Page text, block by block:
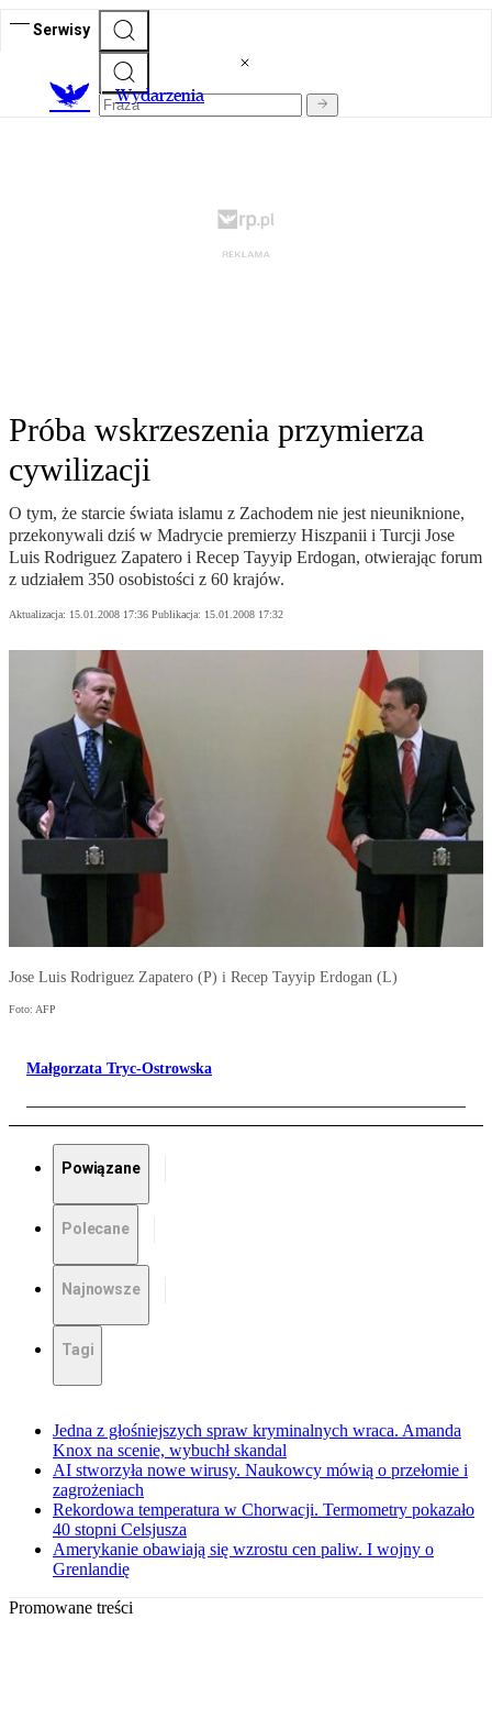
Serwisy
Wydarzenia
Próba wskrzeszenia przymierza
cywilizacji
O tym, że starcie świata islamu z Zachodem nie jest nieuniknione,
przekonywali dziś w Madrycie premierzy Hiszpanii i Turcji Jose
Luis Rodriguez Zapatero i Recep Tayyip Erdogan, otwierając forum
z udziałem 350 osobistości z 60 krajów.
Aktualizacja: 15.01.2008 17:36 Publikacja: 15.01.2008 17:32
Jose Luis Rodriguez Zapatero (P) i Recep Tayyip Erdogan (L)
Foto: AFP
Małgorzata Tryc-Ostrowska
Powiązane
Polecane
Najnowsze
Tagi
Jedna z głośniejszych spraw kryminalnych wraca. Amanda
Knox na scenie, wybuchł skandal
AI stworzyła nowe wirusy. Naukowcy mówią o przełomie i
zagrożeniach
Rekordowa temperatura w Chorwacji. Termometry pokazało
40 stopni Celsjusza
Amerykanie obawiają się wzrostu cen paliw. I wojny o
Grenlandię
Promowane treści